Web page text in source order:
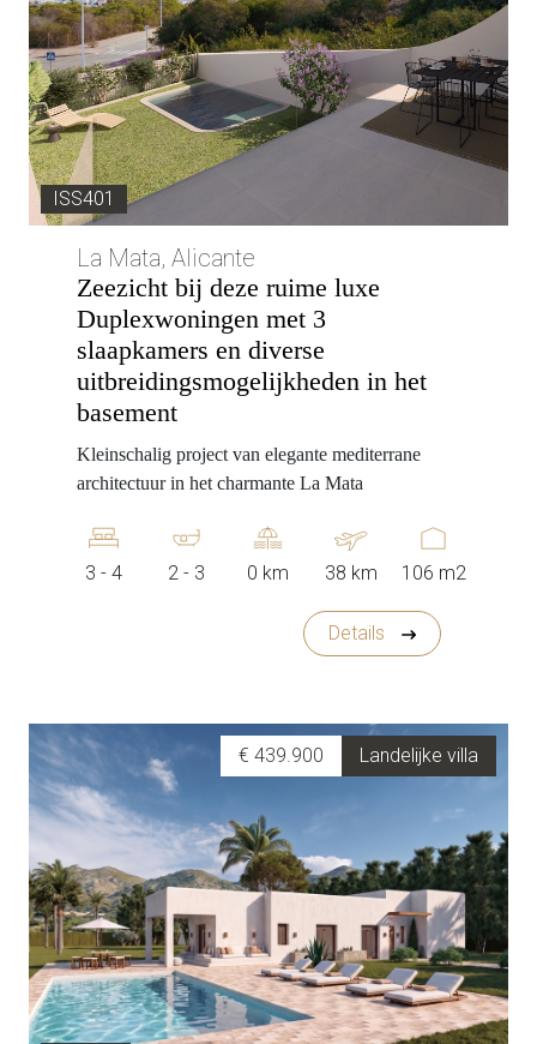
ISS401
La Mata, Alicante
Zeezicht bij deze ruime luxe
Duplexwoningen met 3
slaapkamers en diverse
uitbreidingsmogelijkheden in het
basement
Kleinschalig project van elegante mediterrane
architectuur in het charmante La Mata
3 - 4 2 - 3 0 km 38 km 106 m2
Details
Landelijke villa
€ 439.900